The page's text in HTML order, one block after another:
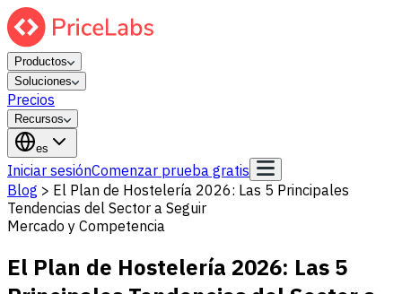
Productos
Soluciones
Precios
Recursos
es
Iniciar sesiónComenzar prueba gratis
Blog > El Plan de Hostelería 2026: Las 5 Principales
Tendencias del Sector a Seguir
Mercado y Competencia
El Plan de Hostelería 2026: Las 5